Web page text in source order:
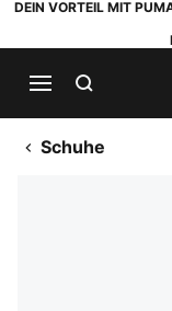
DEIN VORTEIL MIT
Schuhe